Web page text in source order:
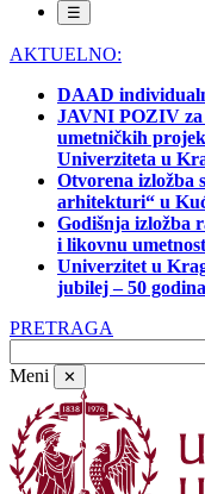
☰
AKTUELNO:
DAAD
JAVNI POZIV za
umetničkih
Univerziteta u
Otvorena izložba
arhitekturi“ u
Godišnja izložba
i likovnu umetnost
Univerzitet u
jubilej – 50
PRETRAGA
Meni ✕